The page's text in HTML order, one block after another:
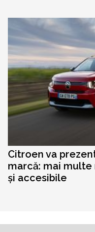
Citroen va
marcă: mai
și accesibile